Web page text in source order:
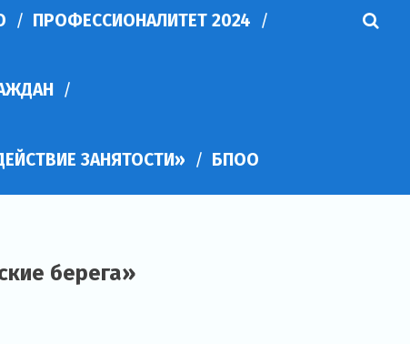
ПРОФЕССИОНАЛИТЕТ 2024
ЗАНЯТОСТИ» БПОО
берега»